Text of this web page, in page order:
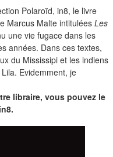
Polaroïd, in8, le livre
Marcus Malte intitulées Les
une vie fugace dans les
années. Dans ces textes,
du Mississipi et les indiens
Evidemment, je
libraire, vous pouvez le